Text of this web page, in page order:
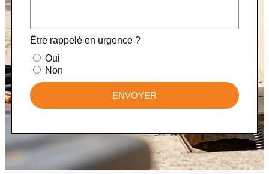
Être rappelé en urgence ?
Oui
Non
ENVOYER